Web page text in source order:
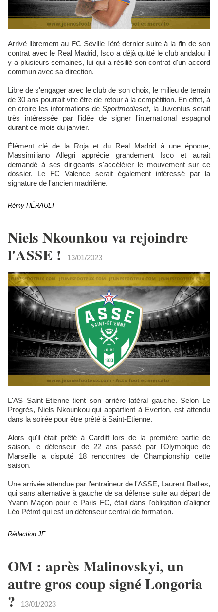
Arrivé librement au FC Séville l'été dernier suite à la fin de son
contrat avec le Real Madrid, Isco a déjà quitté le club andalou il
y a plusieurs semaines, lui qui a résilié son contrat d'un accord
commun avec sa direction.
Libre de s'engager avec le club de son choix, le milieu de terrain
de 30 ans pourrait vite être de retour à la compétition. En effet, à
en croire les informations deSportmediaset, la Juventus serait
très intéressée par l'idée de signer l'international espagnol
durant ce mois du janvier.
Élément clé de la Roja et du Real Madrid à une époque,
Massimiliano Allegri apprécie grandement Isco et aurait
demandé à ses dirigeants s'accélérer le mouvement sur ce
dossier. Le FC Valence serait également intéressé par la
signature de l'ancien madrilène.
Rémy HÉRAULT
Niels Nkounkou va rejoindre
l'ASSE !
13/01/2023
L'AS Saint-Etienne tient son arrière latéral gauche. Selon Le
Progrès, Niels Nkounkou qui appartient à Everton, est attendu
dans la soirée pour être prêté à Saint-Etienne.
Alors qu'il était prêté à Cardiff lors de la première partie de
saison, le défenseur de 22 ans passé par l'Olympique de
Marseille a disputé 18 rencontres de Championship cette
saison.
Une arrivée attendue par l'entraîneur de l'ASSE, Laurent Batlles,
qui sans alternative à gauche de sa défense suite au départ de
Yvann Maçon pour le Paris FC, était dans l'obligation d'aligner
Léo Pétrot qui est un défenseur central de formation.
Rédaction JF
OM : après Malinovskyi, un
autre gros coup signé Longoria
?
13/01/2023